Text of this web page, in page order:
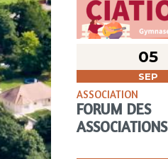
05
SEP
ASSOCIATION
FORUM DES
ASSOCIATIONS